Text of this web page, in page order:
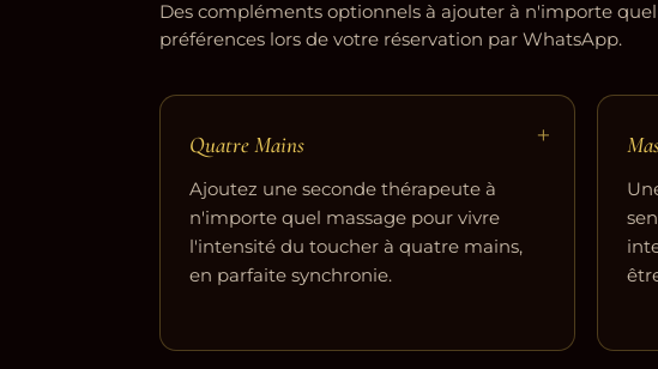
Des compléments optionnels à ajouter à n'importe
préférences lors de votre réservation par WhatsApp.
+
Quatre Mains
Ajoutez une seconde thérapeute à
n'importe quel massage pour vivre
l'intensité du toucher à quatre mains,
en parfaite synchronie.